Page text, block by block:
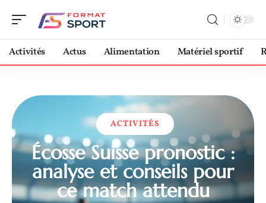
Activités Actus Alimentation Matériel sportif
ACTIVITÉS
Écosse Suisse pronostic :
analyse et conseils pour
ce match attendu